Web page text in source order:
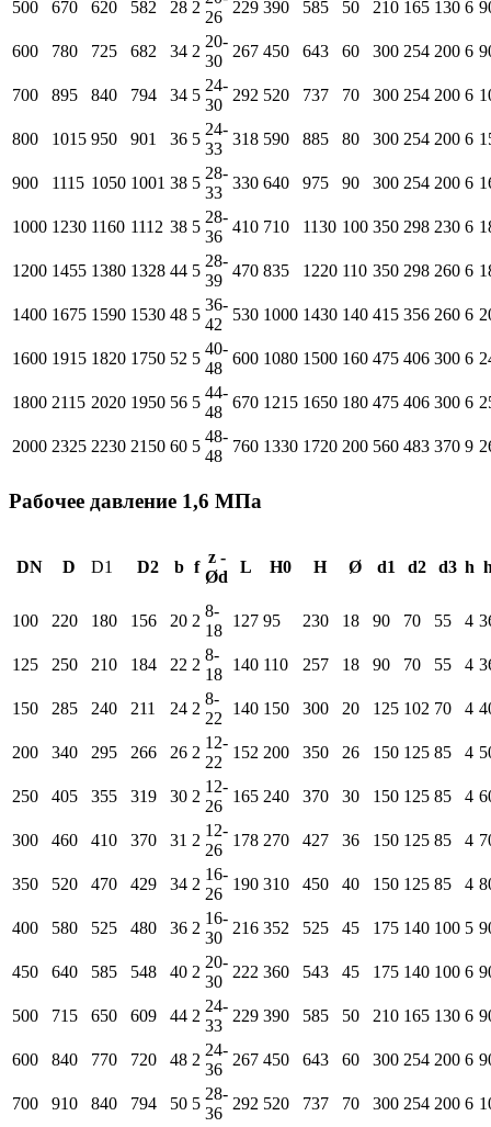
500 670 620 582 28 2
26
229 390 585 50 210 165 130 6
600 780 725 682 34 2
20-
30
267 450 643 60 300 254 200 6
700 895 840 794 34 5
24-
30
292 520 737 70 300 254 200 6
800 1015 950 901 36 5
24-
33
318 590 885 80 300 254 200 6
900 1115 1050 1001 38 5
28-
33
330 640 975 90 300 254 200 6
1000 1230 1160 1112 38 5
28-
36
410 710 1130 100 350 298 230 6
1200 1455 1380 1328 44 5
28-
39
470 835 1220 110 350 298 260 6
1400 1675 1590 1530 48 5
36-
42
530 1000 1430 140 415 356 260 6
1600 1915 1820 1750 52 5
40-
48
600 1080 1500 160 475 406 300 6
1800 2115 2020 1950 56 5
44-
48
670 1215 1650 180 475 406 300 6
2000 2325 2230 2150 60 5
48-
48
760 1330 1720 200 560 483 370 9
Рабочее давление 1,6 МПа
DN D D1 D2 b f
z -
Ød
L H0 H Ø d1 d2 d3 h
100 220 180 156 20 2
8-
18
127 95 230 18 90 70 55 4
125 250 210 184 22 2
8-
18
140 110 257 18 90 70 55 4
150 285 240 211 24 2
8-
22
140 150 300 20 125 102 70 4
200 340 295 266 26 2
12-
22
152 200 350 26 150 125 85 4
250 405 355 319 30 2
12-
26
165 240 370 30 150 125 85 4
300 460 410 370 31 2
12-
26
178 270 427 36 150 125 85 4
350 520 470 429 34 2
16-
26
190 310 450 40 150 125 85 4
400 580 525 480 36 2
16-
30
216 352 525 45 175 140 100 5
450 640 585 548 40 2
20-
30
222 360 543 45 175 140 100 6
500 715 650 609 44 2
24-
33
229 390 585 50 210 165 130 6
600 840 770 720 48 2
24-
36
267 450 643 60 300 254 200 6
700 910 840 794 50 5
28-
36
292 520 737 70 300 254 200 6